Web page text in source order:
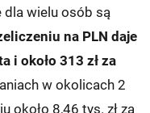
dla wielu osób są
na PLN daje
i około 313 zł za
w okolicach 2
około 8,46 tys. zł za